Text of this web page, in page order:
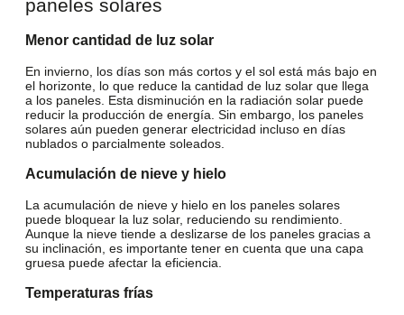
paneles solares
Menor cantidad de luz solar
En invierno, los días son más cortos y el sol está más bajo en
el horizonte, lo que reduce la cantidad de luz solar que llega
a los paneles. Esta disminución en la radiación solar puede
reducir la producción de energía. Sin embargo, los paneles
solares aún pueden generar electricidad incluso en días
nublados o parcialmente soleados.
Acumulación de nieve y hielo
La acumulación de nieve y hielo en los paneles solares
puede bloquear la luz solar, reduciendo su rendimiento.
Aunque la nieve tiende a deslizarse de los paneles gracias a
su inclinación, es importante tener en cuenta que una capa
gruesa puede afectar la eficiencia.
Temperaturas frías